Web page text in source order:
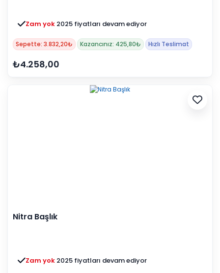
Zam yok 2025 fiyatları devam ediyor
Sepette: 3.832,20₺ Kazancınız: 425,80₺ Hızlı Teslimat
₺4.258,00
Nitra Başlık
Zam yok 2025 fiyatları devam ediyor